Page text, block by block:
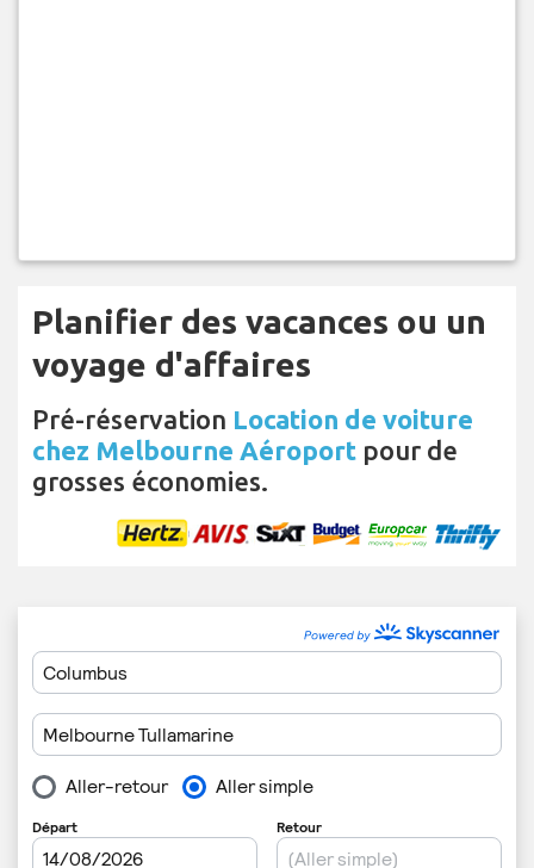
Planifier des vacances ou un
voyage d'affaires
Pré-réservation Location de voiture
chez Melbourne Aéroport pour de
grosses économies.